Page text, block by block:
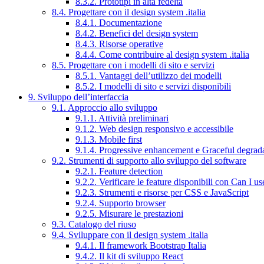
8.4. Progettare con il design system .italia
8.4.1. Documentazione
8.4.2. Benefici del design system
8.4.3. Risorse operative
8.4.4. Come contribuire al design system .italia
8.5. Progettare con i modelli di sito e servizi
8.5.1. Vantaggi dell’utilizzo dei modelli
8.5.2. I modelli di sito e servizi disponibili
9. Sviluppo dell’interfaccia
9.1. Approccio allo sviluppo
9.1.1. Attività preliminari
9.1.2. Web design responsivo e accessibile
9.1.3. Mobile first
9.1.4. Progressive enhancement e Graceful
9.2. Strumenti di supporto allo sviluppo del software
9.2.1. Feature detection
9.2.2. Verificare le feature disponibili con Can I
9.2.3. Strumenti e risorse per CSS e JavaScript
9.2.4. Supporto browser
9.2.5. Misurare le prestazioni
9.3. Catalogo del riuso
9.4. Sviluppare con il design system .italia
9.4.1. Il framework Bootstrap Italia
9.4.2. Il kit di sviluppo React